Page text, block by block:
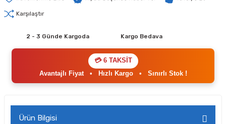
Karşılaştır
2 - 3 Günde Kargoda Kargo Bedava
💳 6 TAKSİT
Avantajlı Fiyat• Hızlı Kargo• Sınırlı Stok !
Ürün Bilgisi